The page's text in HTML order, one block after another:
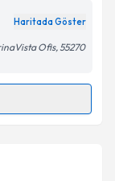
belirtilen
Haritada Göster
Ofis, 55270
oluşturun.
bir takvim